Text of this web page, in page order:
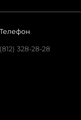
Телефон
(812) 328-28-28